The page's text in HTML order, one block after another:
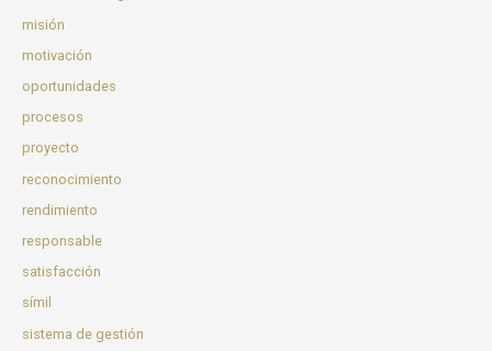
misión
motivación
oportunidades
procesos
proyecto
reconocimiento
rendimiento
responsable
satisfacción
símil
sistema de gestión